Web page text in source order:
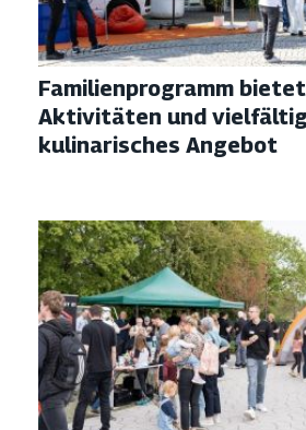
Familienprogramm
Aktivitäten und
kulinarisches Angebot